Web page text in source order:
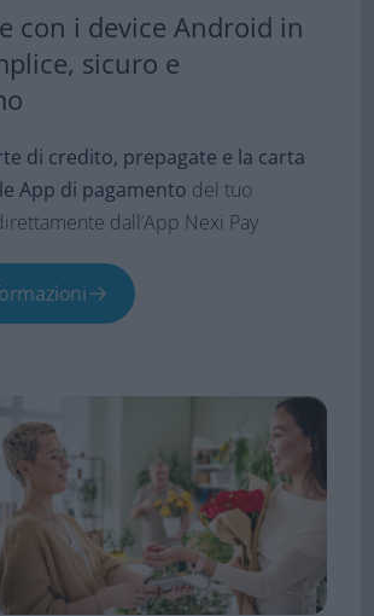
con i device Android in
sicuro e
di credito, prepagate e la carta
App di pagamento del tuo
dall’App Nexi Pay